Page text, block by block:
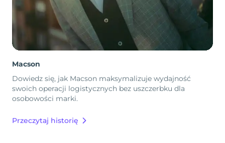
Macson
Dowiedz się, jak Macson maksymalizuje wydajność
swoich operacji logistycznych bez uszczerbku dla
osobowości marki.
Przeczytaj historię